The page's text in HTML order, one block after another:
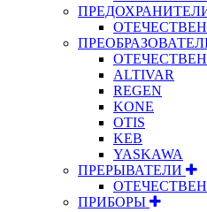
ALTIVAR
REGEN
KONE
OTIS
KEB
YASKAWA
ПРЕРЫВАТЕЛИ
ПРИБОРЫ